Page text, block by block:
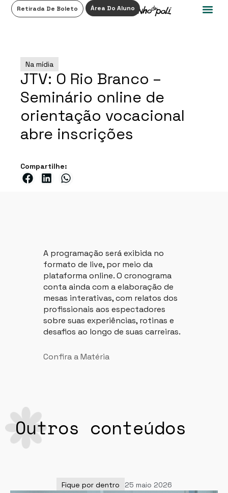
Retirada De Boleto Área Do Aluno
Na mídia
JTV: O Rio Branco –
Seminário online de
orientação vocacional
abre inscrições
Compartilhe:
A programação será exibida no
formato de live, por meio da
plataforma online. O cronograma
conta ainda com a elaboração de
mesas interativas, com relatos dos
profissionais aos espectadores
sobre suas experiências, rotinas e
desafios ao longo de suas carreiras.
Confira a Matéria
Outros conteúdos
Fique por dentro 25 maio 2026